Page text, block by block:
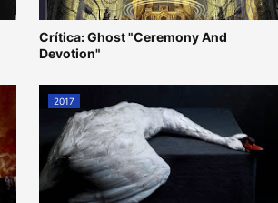
Crítica: Ghost "Ceremony And
Devotion"
2017